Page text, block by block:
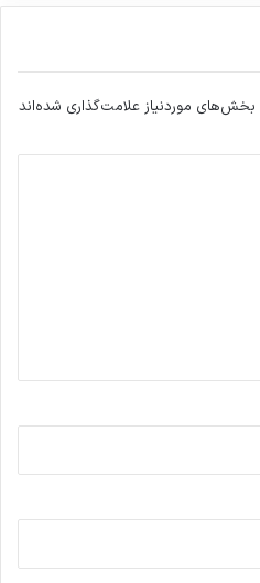
بخش‌های موردنیاز علامت‌گذاری شده‌اند